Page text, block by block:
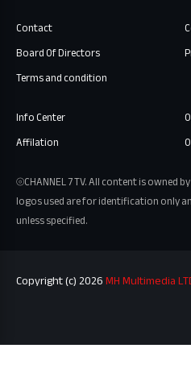
Contact
Board Of Directors
Terms and condition
Info Center
Affilation
⦾CHANNEL 7 TV. All content is owned
logos used are for identification only
unless specified.
Copyright (c) 2026MH Multimedia